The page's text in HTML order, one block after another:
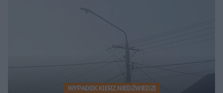
WYPADEK KIERZ NIEDŹWIEDZI